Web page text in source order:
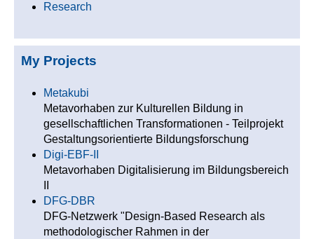
Research
My Projects
Metakubi
Metavorhaben zur Kulturellen Bildung in
gesellschaftlichen Transformationen - Teilprojekt
Gestaltungsorientierte Bildungsforschung
Digi-EBF-II
Metavorhaben Digitalisierung im Bildungsbereich
DFG-DBR
DFG-Netzwerk "Design-Based Research als
methodologischer Rahmen in der